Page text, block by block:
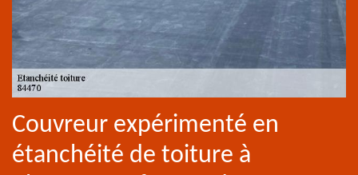
Couvreur expérimenté en
étanchéité de toiture à